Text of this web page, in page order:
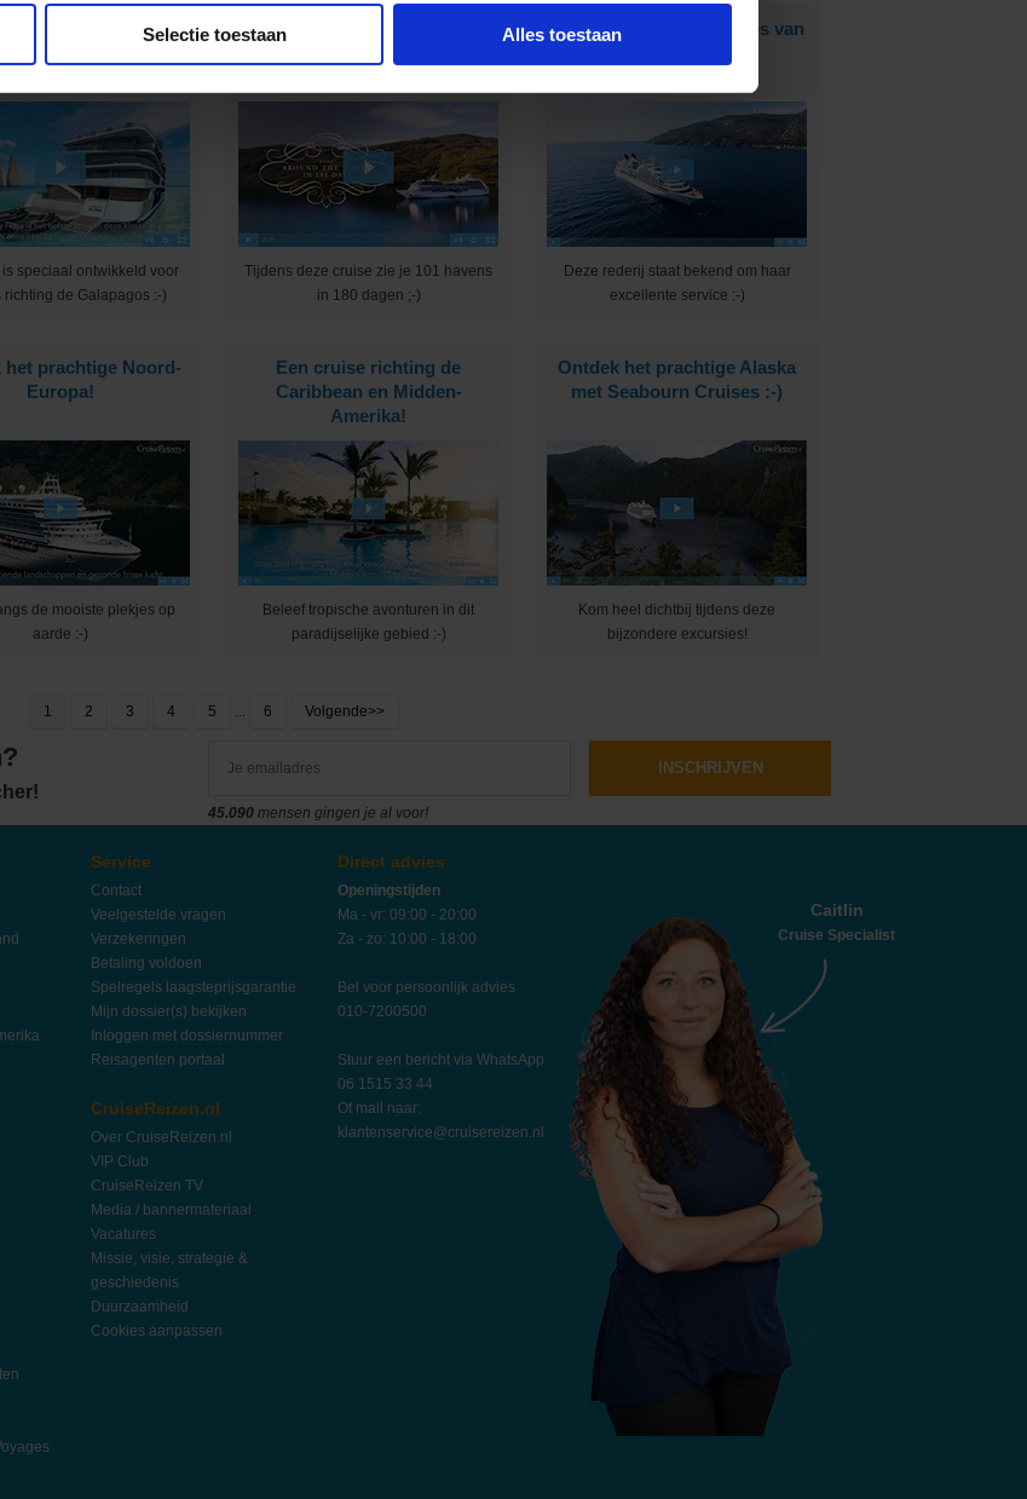
Selectie toestaan Alles toestaan
Cruises naar de
is speciaal ontwikkeld voor
richting de Galapagos :-)
Cruise met Oceania Cruises
Tijdens deze cruise zie je 101 havens
in 180 dagen ;-)
Dit zijn de ultraluxe suites van
Deze rederij staat bekend om haar
excellente service :-)
het prachtige Noord-
Europa!
de mooiste plekjes op
aarde :-)
Een cruise richting de
Caribbean en Midden-
Amerika!
Beleef tropische avonturen in dit
paradijselijke gebied :-)
Ontdek het prachtige Alaska
met Seabourn Cruises :-)
Kom heel dichtbij tijdens deze
bijzondere excursies!
1 2 3 4 5 6 Volgende>>
45.090 mensen gingen je al voor!
INSCHRIJVEN
Service
Contact
Veelgestelde vragen
Verzekeringen
Betaling voldoen
Spelregels laagsteprijsgarantie
Mijn dossier(s) bekijken
Inloggen met dossiernummer
Reisagenten portaal
CruiseReizen.nl
Over CruiseReizen.nl
VIP Club
CruiseReizen TV
Media / bannermateriaal
Vacatures
Missie, visie, strategie &
geschiedenis
Duurzaamheid
Cookies aanpassen
Direct advies
Openingstijden
Ma - vr: 09:00 - 20:00
Za - zo: 10:00 - 18:00
Bel voor persoonlijk advies
010-7200500
Stuur een bericht via WhatsApp
06 1515 33 44
Of mail naar:
klantenservice@cruisereizen.nl
Caitlin
Cruise Specialist